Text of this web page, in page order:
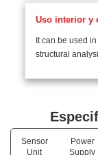
Uso interior y
It can be used
structural
Sensor
Unit
Power
Supply